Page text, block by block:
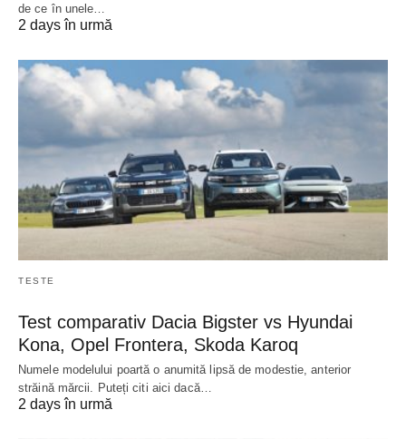
de ce în unele…
2 days în urmă
TESTE
Test comparativ Dacia Bigster vs Hyundai
Kona, Opel Frontera, Skoda Karoq
Numele modelului poartă o anumită lipsă de modestie, anterior
străină mărcii. Puteți citi aici dacă…
2 days în urmă